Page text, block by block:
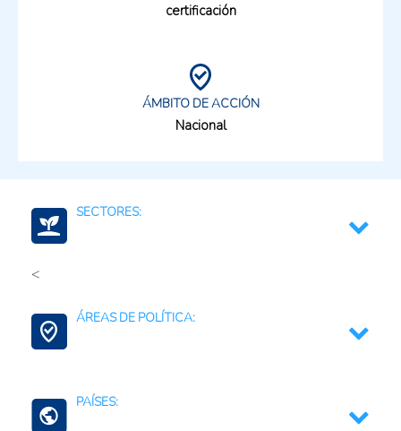
certificación
ÁMBITO DE ACCIÓN
Nacional
SECTORES:
<
ÁREAS DE POLÍTICA:
PAÍSES: